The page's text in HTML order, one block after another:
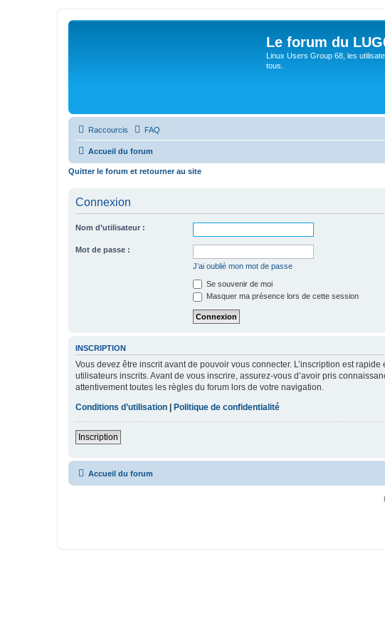
Le forum du
Linux Users Group 68, les
tous.
Raccourcis FAQ
Accueil du forum
Quitter le forum et retourner au site
Connexion
Nom d’utilisateur :
Mot de passe :
J’ai oublié mon mot de passe
Se souvenir de moi
Masquer ma présence lors de cette session
INSCRIPTION
Vous devez être inscrit avant de pouvoir vous connecter. L’inscription est
utilisateurs inscrits. Avant de vous inscrire, assurez-vous d’avoir pris
attentivement toutes les règles du forum lors de votre navigation.
Conditions d’utilisation
Politique de confidentialité
Inscription
Accueil du forum